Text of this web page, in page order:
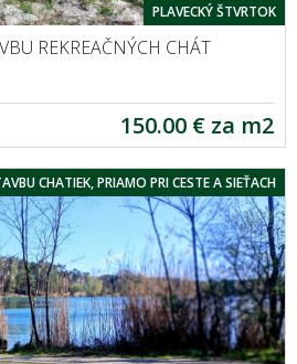
PLAVECKÝ ŠTVRTOK
REKREAČNÝCH CHÁT
150.00 € za m2
CHATIEK, PRIAMO PRI CESTE A SIEŤACH